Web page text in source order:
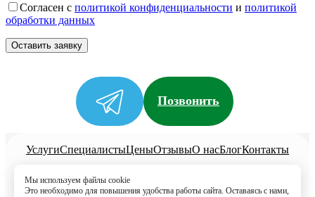
Согласен с политикой конфиденциальности и политикой
обработки данных
Мы используем файлы cookie
Это необходимо для повышения удобства работы сайта. Оставаясь с нами,
Позвонить
УслугиСпециалистыЦеныОтзывыО насБлогКонтакты
Согласие на обработку